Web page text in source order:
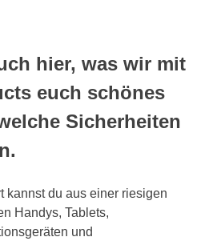
hier, was wir mit
euch schönes
Sicherheiten
kannst du aus einer riesigen
Handys, Tablets,
und